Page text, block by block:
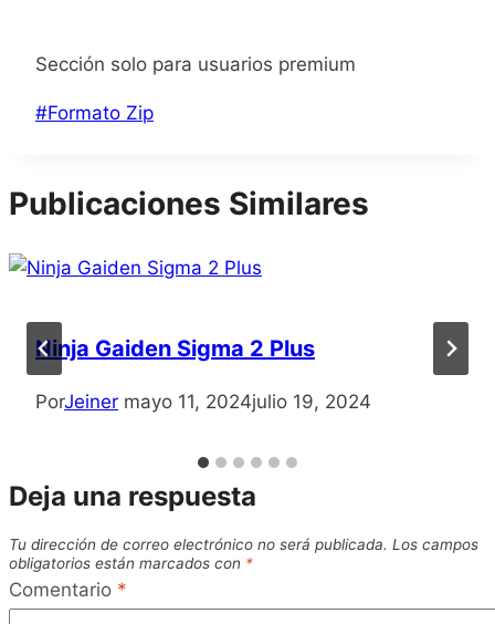
Sección solo para usuarios premium
Etiquetas
entrada:
#Formato Zip
Publicaciones Similares
Ninja Gaiden Sigma 2 Plus
PorJeiner mayo 11, 2024julio 19, 2024
Deja una respuesta
Tu dirección de correo electrónico no será publicada. Los campos
obligatorios están marcados con *
Comentario *